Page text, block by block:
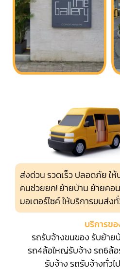
ส่งด่วน รวดเร็ว ปลอดภัย ใ
คนช่วยยก! ย้ายบ้าน ย้ายคอ
มอเตอร์ไซค์ ให้บริการขนส่ง
บริการขอ
รถรับจ้างขนของ รับย้าย
รถ4ล้อใหญ่รับจ้าง รถ6ล้
รับจ้าง รถรับจ้างทั่วไป